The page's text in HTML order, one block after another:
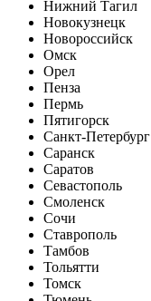
Нижний Тагил
Новокузнецк
Новороссийск
Омск
Орел
Пенза
Пермь
Пятигорск
Санкт-Петербург
Саранск
Саратов
Севастополь
Смоленск
Сочи
Ставрополь
Тамбов
Тольятти
Томск